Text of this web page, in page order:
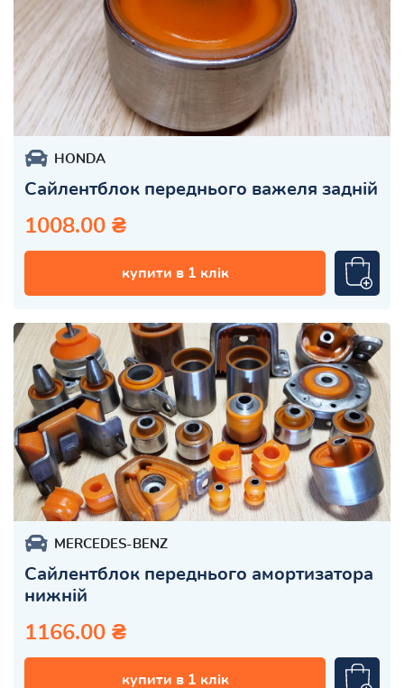
HONDA
Сайлентблок переднього важеля задній
1008.00 ₴
купити в 1 клік
MERCEDES-BENZ
Сайлентблок переднього амортизатора
нижній
1166.00 ₴
купити в 1 клік